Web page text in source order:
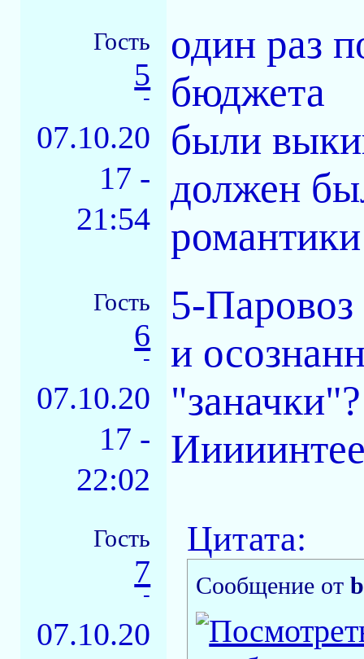
Гость
5
-
07.10.20
17 -
21:54
один раз
бюджета
были
должен
Гость
6
-
07.10.20
17 -
22:02
5-
и
"заначки"?
Гость
7
-
07.10.20
Цитата:
Сообщение от